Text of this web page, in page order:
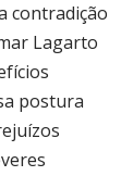
contradição
Lagarto
postura